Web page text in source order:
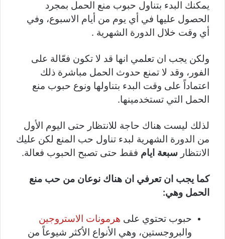
يمكنك البدء بتناول حبوب منع الحمل بمجرد
الحصول عليها في أي يوم من أيام الاسبوع، وفي
أي وقت خلال الدورة الشهرية .
ولكن يجب ان تعلمي انها قد لا تكون فعّالة على
الفور، وقد لا تمنع حدوث الحمل مباشرة ذلك
اعتماداً على وقت البدء بتناولها ونوع حبوب منع
الحمل التي تستخدمينها.
لذلك ليست هناك حاجة للانتظار حتى اليوم الأول
من الدورة الشهرية لبدء تناول حب المنع لكن عليك
الانتظار سبعة ايام فقط حتى تصبح الحبوب فعالة.
كما يجب ان تعرفي ان هناك نوعان من حب منع
الحمل وهي:
حبوب تحتوي على هرمونات الاستروجين
والبروجستين، وهي الأنواع الأكثر شيوعاً من